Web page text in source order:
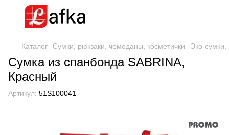
Каталог Сумки, рюкзаки, чемоданы, косметички Эко-
Сумка из спанбонда SABRINA,
Красный
Артикул: 51S100041